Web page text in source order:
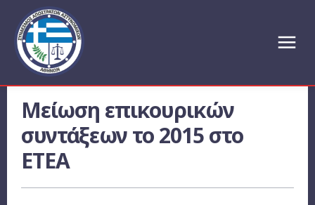
Μείωση επικουρικών
συντάξεων το 2015 στο
ΕΤΕΑ